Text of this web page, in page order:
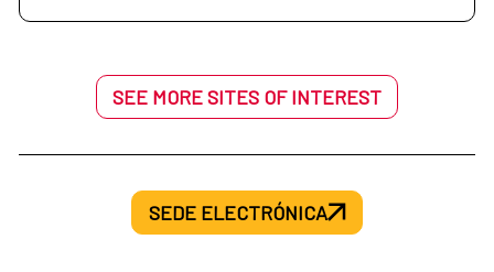
SEE MORE SITES OF INTEREST
SEDE ELECTRÓNICA